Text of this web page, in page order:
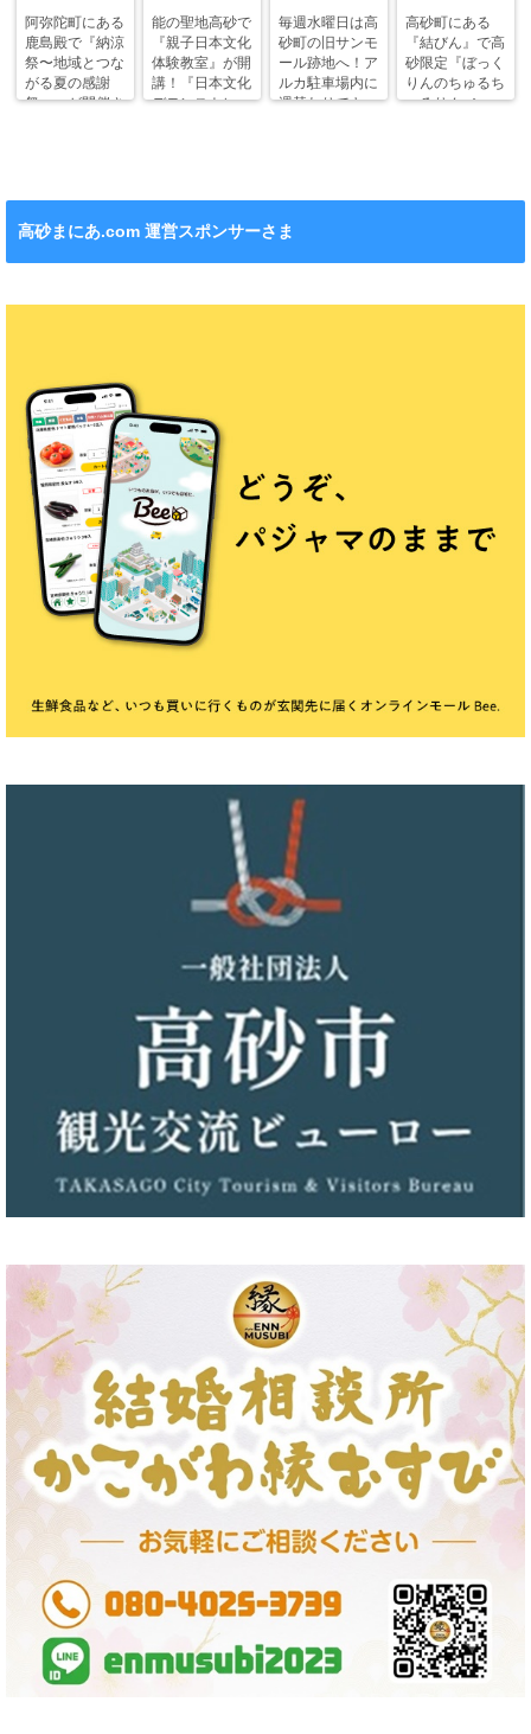
阿弥陀町にある
鹿島殿で『納涼
祭〜地域とつな
がる夏の感謝
祭〜』が開催さ
能の聖地高砂で
『親子日本文化
体験教室』が開
講！『日本文化
デモンストレー
毎週水曜日は高
砂町の旧サンモ
ール跡地へ！ア
ルカ駐車場内に
週替わりでキッ
高砂町にある
『結びん』で高
砂限定『ぼっく
りんのちゅるち
ゅるりん♪シー
高砂まにあ.com 運営スポンサーさま